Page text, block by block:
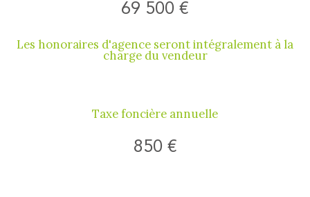
69 500 €
Les honoraires d'agence seront intégralement à la
charge du vendeur
Taxe foncière annuelle
850 €